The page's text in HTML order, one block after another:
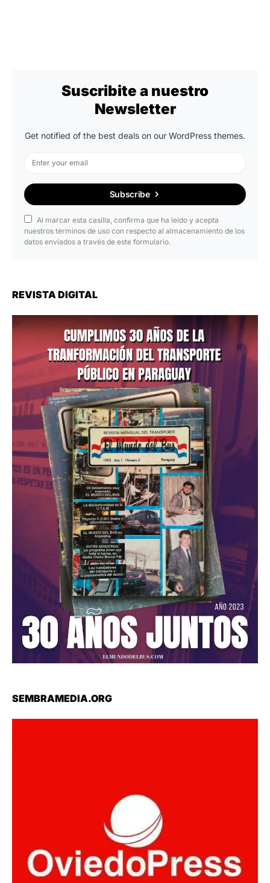
Suscribite a nuestro
Newsletter
Get notified of the best deals on our WordPress themes.
Subscribe
Al marcar esta casilla, confirma que ha leído y acepta
nuestros términos de uso con respecto al almacenamiento de los
datos enviados a través de este formulario.
REVISTA DIGITAL
SEMBRAMEDIA.ORG